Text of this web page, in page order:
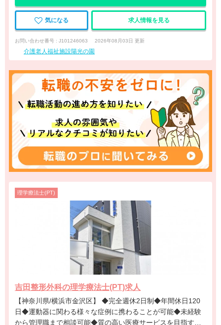
気になる 求人情報を見る
お問い合わせ番号 : J101246063 2026年08月03日 更新
介護老人福祉施設陽光の園
理学療法士(PT)
吉田整形外科の理学療法士(PT)求人
【神奈川県/横浜市金沢区】 ◆完全週休2日制◆年間休日120
日◆運動器に関わる様々な症例に携わることが可能◆未経験
から管理職まで相談可能◆質の高い医療サービスを目指す法